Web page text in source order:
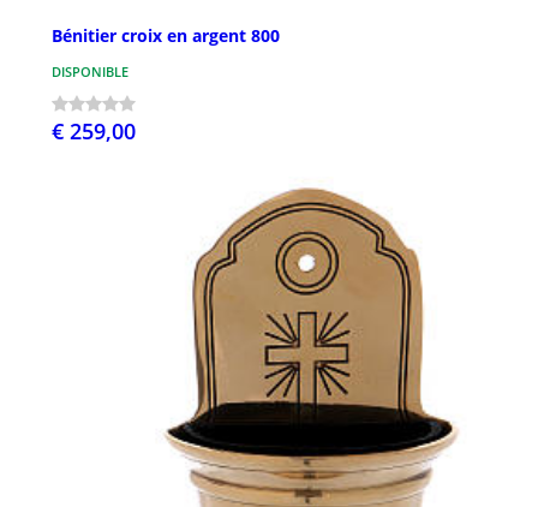
Bénitier croix en argent 800
DISPONIBLE
€ 259,00